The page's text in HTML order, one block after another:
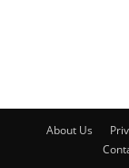
About Us